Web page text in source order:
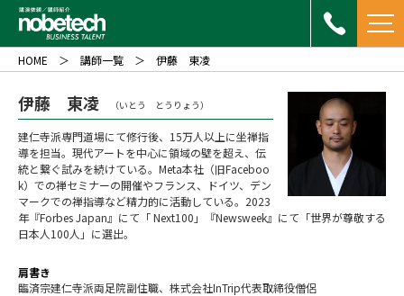
HOME 講師一覧 伊藤 東凌
伊藤 東凌 （いとう とうりょう）
建仁寺派専門道場にて修行後、15万人以上に坐禅指
導を担当。現代アートを中心に領域の壁を超え、伝
統と繋ぐ試みを続けている。Meta本社（旧Faceboo
k）での禅セミナーの開催やフランス、ドイツ、デン
マークでの禅指導など精力的に活動している。2023
年『Forbes Japan』にて「 Next100」『Newsweek』にて「世界が尊敬する
日本人100人」に選出。
肩書き
臨済宗建仁寺派両足院副住職、株式会社InTrip代表取締役僧侶